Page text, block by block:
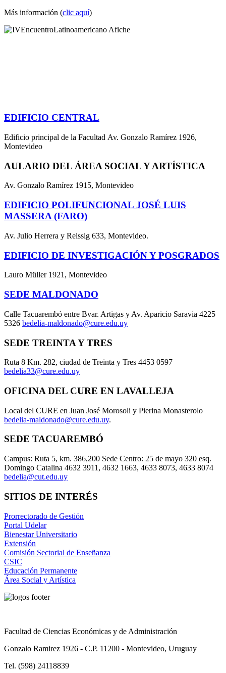
Más información (clic aquí)
EDIFICIO CENTRAL
Edificio principal de la Facultad Av. Gonzalo Ramírez 1926,
Montevideo
AULARIO DEL ÁREA SOCIAL Y ARTÍSTICA
Av. Gonzalo Ramírez 1915, Montevideo
EDIFICIO POLIFUNCIONAL JOSÉ LUIS
MASSERA (FARO)
Av. Julio Herrera y Reissig 633, Montevideo.
EDIFICIO DE INVESTIGACIÓN Y POSGRADOS
Lauro Müller 1921, Montevideo
SEDE MALDONADO
Calle Tacuarembó entre Bvar. Artigas y Av. Aparicio Saravia 4225
5326 bedelia-maldonado@cure.edu.uy
SEDE TREINTA Y TRES
Ruta 8 Km. 282, ciudad de Treinta y Tres 4453 0597
bedelia33@cure.edu.uy
OFICINA DEL CURE EN LAVALLEJA
Local del CURE en Juan José Morosoli y Pierina Monasterolo
bedelia-maldonado@cure.edu.uy.
SEDE TACUAREMBÓ
Campus: Ruta 5, km. 386,200 Sede Centro: 25 de mayo 320 esq.
Domingo Catalina 4632 3911, 4632 1663, 4633 8073, 4633 8074
bedelia@cut.edu.uy
SITIOS DE INTERÉS
Prorrectorado de Gestión
Portal Udelar
Bienestar Universitario
Extensión
Comisión Sectorial de Enseñanza
CSIC
Educación Permanente
Área Social y Artística
Facultad de Ciencias Económicas y de Administración
Gonzalo Ramirez 1926 - C.P. 11200 - Montevideo, Uruguay
Tel. (598) 24118839